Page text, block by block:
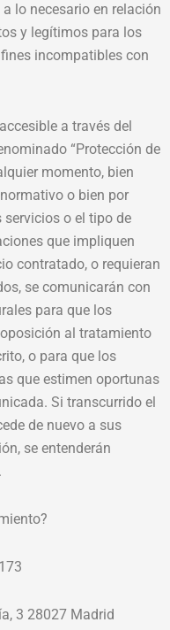
lo necesario en relación
y legítimos para los
incompatibles con
a través del
“Protección de
momento, bien
o bien por
o el tipo de
que impliquen
contratado, o requieran
se comunicarán con
para que los
al tratamiento
o para que los
que estimen oportunas
Si transcurrido el
de nuevo a sus
se entenderán
3 28027 Madrid